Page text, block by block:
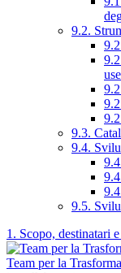
9.2.
use
9.3.
9.4.
9.5.
1. Scopo, destinatari
Team per la